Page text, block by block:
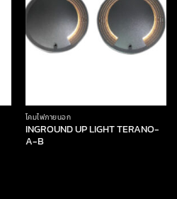
โคมไฟภายนอก
INGROUND UP LIGHT TERANO-
A-B